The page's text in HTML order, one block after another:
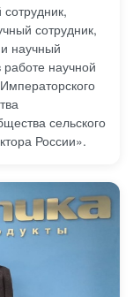
сотрудник,
научный
научной
сельского
России».